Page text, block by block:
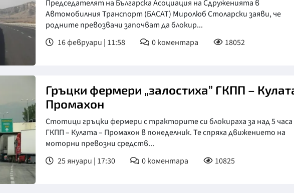
Председателят на Българска Асоциация на Сдруженията в
Автомобилния Транспорт (БАСАТ) Миролюб Столарски заяви, че
родните превозвачи започват да блокир...
16 февруари | 11:58
0коментара 18052
Гръцки фермери „залостиха” ГКПП –
Промахон
Стотици гръцки фермери с тракторите си блокираха за над 5 часа
ГКПП – Кулата – Промахон в понеделник. Те спряха движението на
моторни превозни средств...
25 януари | 17:30
0коментара 10825